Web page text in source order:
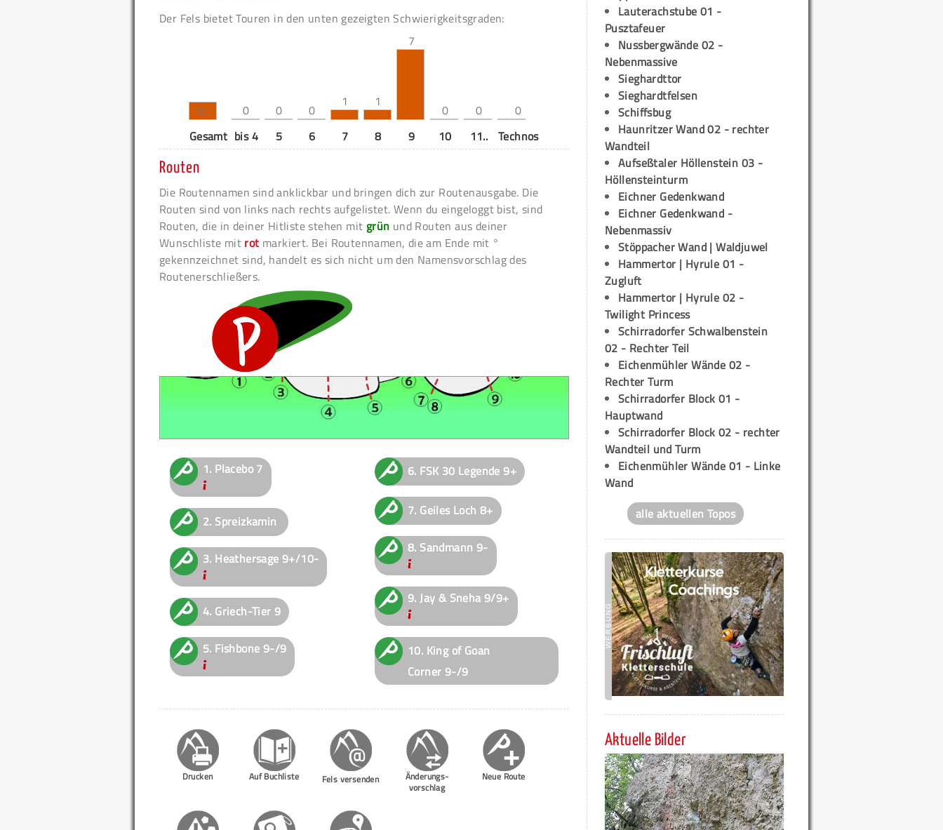
Der Fels bietet Touren in den unten gezeigten Schwierigkeitsgraden:
10 0 0 0
1 1
7
0 0
0
Gesamt bis 4 5 6 7 8 9 10 11.. Technos
Routen
Die Routennamen sind anklickbar und bringen dich zur Routenausgabe. Die
Routen sind von links nach rechts aufgelistet. Wenn du eingeloggt bist, sind
Routen, die in deiner Hitliste stehen mit grün und Routen aus deiner
Wunschliste mit rot markiert. Bei Routennamen, die am Ende mit °
gekennzeichnet sind, handelt es sich nicht um den Namensvorschlag des
Routenerschließers.
1. Placebo 7
2. Spreizkamin
3. Heathersage 9+/10-
4. Griech-Tier 9
5. Fishbone 9-/9
6. FSK 30 Legende 9+
7. Geiles Loch 8+
8. Sandmann 9-
9.Jay & Sneha9/9+
10. King of Goan
Corner 9-/9
Drucken Auf Buchliste Fels versenden
Änderungs-
vorschlag
Neue Route
Lauterachstube 01 -
Pusztafeuer
Nussbergwände 02 -
Nebenmassive
Sieghardttor
Sieghardtfelsen
Schiffsbug
Haunritzer Wand 02 - rechter
Wandteil
Aufseßtaler Höllenstein 03 -
Höllensteinturm
Eichner Gedenkwand
Eichner Gedenkwand -
Nebenmassiv
Stöppacher Wand | Waldjuwel
Hammertor | Hyrule 01 -
Zugluft
Hammertor | Hyrule 02 -
Twilight Princess
Schirradorfer Schwalbenstein
02 - Rechter Teil
Eichenmühler Wände 02 -
Rechter Turm
Schirradorfer Block 01 -
Hauptwand
Schirradorfer Block 02 - rechter
Wandteil und Turm
Eichenmühler Wände 01 - Linke
Wand
alle aktuellen Topos
Aktuelle Bilder